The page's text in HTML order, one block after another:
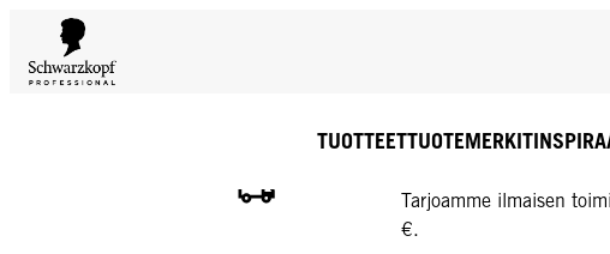
Tarjoamme ilmaisen
€.
TUOTTEETTUOTEMERKIT